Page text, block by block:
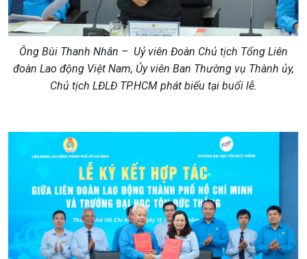
Ông Bùi Thanh Nhân – Uỷ viên Đoàn Chủ tịch Tổng Liên
đoàn Lao động Việt Nam, Ủy viên Ban Thường vụ Thành ủy,
Chủ tịch LĐLĐ TP.HCM phát biểu tại buổi lễ.